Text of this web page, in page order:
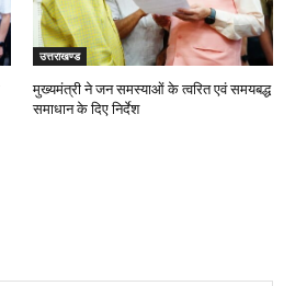
उत्तराखण्ड
मुख्यमंत्री ने जन समस्याओं के त्वरित एवं समयबद्ध
समाधान के दिए निर्देश